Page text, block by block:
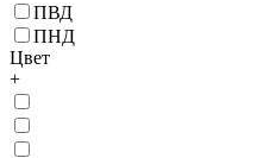
ПВД
ПНД
Цвет
+